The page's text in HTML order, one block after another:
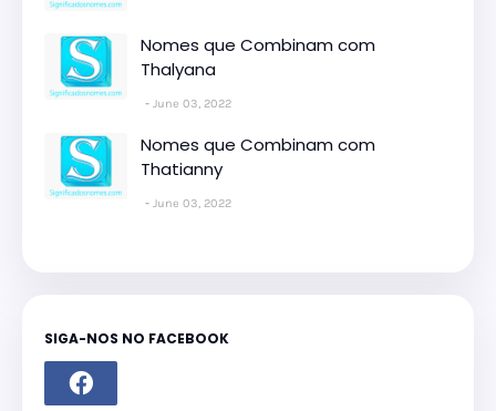
Nomes que Combinam com
Thalyana
June 03, 2022
Nomes que Combinam com
Thatianny
June 03, 2022
SIGA-NOS NO FACEBOOK